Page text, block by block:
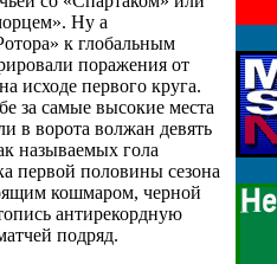
Ну а
к глобальным
поражения от
исходе первого круга.
за самые высокие места
в ворота волжан девять
называемых гола
первой половины сезона
кошмаром, черной
антирекордную
подряд.